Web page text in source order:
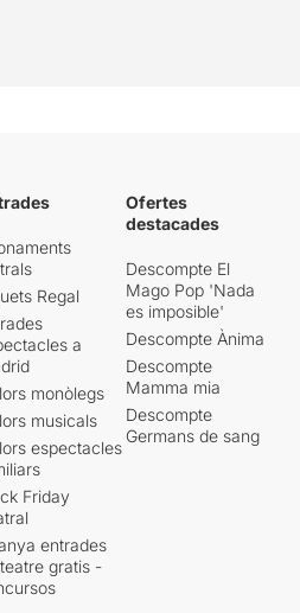
Regal
a
monòlegs
musicals
espectacles
Friday
entrades
gratis -
Ofertes
destacades
Descompte El
Mago Pop 'Nada
es imposible'
Descompte Ànima
Descompte
Mamma mia
Descompte
Germans de sang